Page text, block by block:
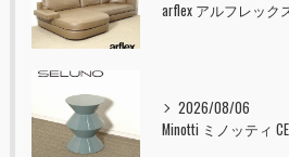
2026/08/06